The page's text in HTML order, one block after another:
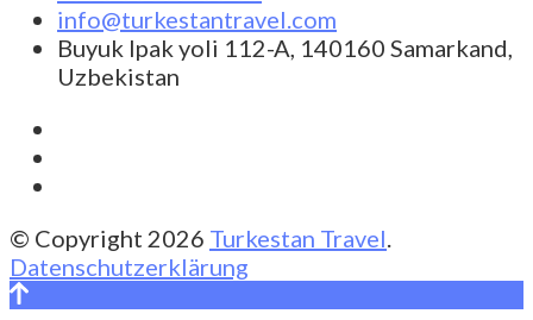
info@turkestantravel.com
Buyuk Ipak yoli 112-A, 140160 Samarkand,
Uzbekistan
© Copyright 2026 Turkestan Travel.
Datenschutzerklärung